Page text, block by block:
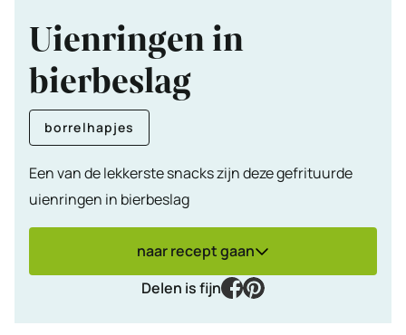
Uienringen in
bierbeslag
borrelhapjes
Een van de lekkerste snacks zijn deze gefrituurde
uienringen in bierbeslag
naar recept gaan
Delen is fijn
facebook
pinterest